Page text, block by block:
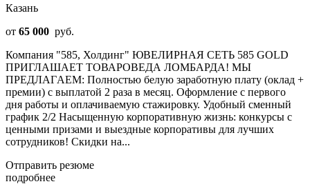
Казань
от 65 000 руб.
Компания "585, Холдинг" ЮВЕЛИРНАЯ СЕТЬ 585 GOLD
ПРИГЛАШАЕТ ТОВАРОВЕДА ЛОМБАРДА! МЫ
ПРEДЛАГAЕM: Полностью белую заработную плату (оклад +
премии) с выплатой 2 раза в месяц. Оформление с первого
дня работы и оплачиваемую стажировку. Удобный сменный
график 2/2 Насыщенную корпоративную жизнь: конкурсы с
ценными призами и выездные корпоративы для лучших
сотрудников! Скидки на...
Отправить резюме
подробнее